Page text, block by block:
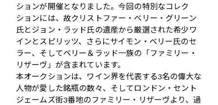
ションが開催となりました。今回の特別なコレク
ションには、故クリストファー・ベリー・グリーン
氏とジョン・ラッド氏の遺産から厳選された希少ワ
インとスピリッツ、さらにサイモン・ベリー氏のセ
ラー、そしてベリー＆ラッド一族の「ファミリー・
リザーヴ」が含まれています。
本オークションは、ワイン界を代表する3名の偉大な
人物が愛した銘瓶の数々、そしてロンドン・セント
ジェームズ街3番地のファミリー・リザーヴより、過